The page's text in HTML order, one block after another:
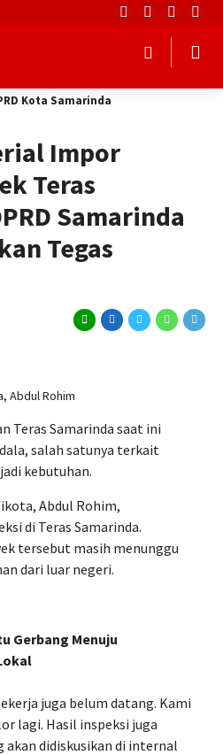
Kota Samarinda
Impor
Teras
Samarinda
Tegas
Abdul Rohim
Teras Samarinda saat ini
salah satunya terkait
kebutuhan.
Abdul Rohim,
di Teras Samarinda.
tersebut masih menunggu
dari luar negeri.
Gerbang Menuju
juga belum datang. Kami
lagi. Hasil inspeksi juga
akan didiskusikan di internal